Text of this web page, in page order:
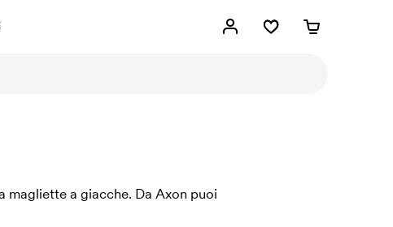
a giacche. Da Axon puoi